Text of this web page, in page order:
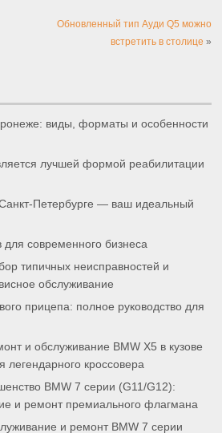
Обновленный тип Ауди Q5 можно
встретить в столице »
виды, форматы и особенности
лучшей формой реабилитации
Петербурге — ваш идеальный
для современного бизнеса
типичных неисправностей и
обслуживание
прицепа: полное руководство для
и обслуживание BMW X5 в кузове
легендарного кроссовера
BMW 7 серии (G11/G12):
и ремонт премиального флагмана
и ремонт BMW 7 серии